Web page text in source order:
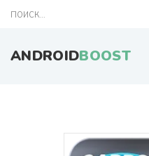
ANDROIDBOOST